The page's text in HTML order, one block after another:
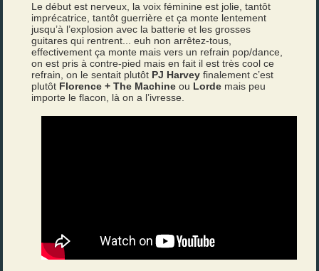
Le début est nerveux, la voix féminine est jolie, tantôt
imprécatrice, tantôt guerrière et ça monte lentement
jusqu’à l’explosion avec la batterie et les grosses
guitares qui rentrent... euh non arrêtez-tous,
effectivement ça monte mais vers un refrain pop/dance,
on est pris à contre-pied mais en fait il est très cool ce
refrain, on le sentait plutôt PJ Harvey finalement c’est
plutôt Florence + The Machine ou Lorde mais peu
importe le flacon, là on a l’ivresse.